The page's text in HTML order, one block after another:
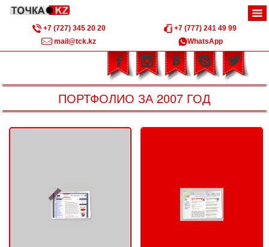
+7 (727) 345 20 20
+7 (777) 241 49 99
mail@tck.kz
WhatsApp
ПОРТФОЛИО - СОЗДАНИЕ
ПОРТФОЛИО - СОЗДАНИЕ
ПОРТФОЛИО ЗА 2007 ГОД